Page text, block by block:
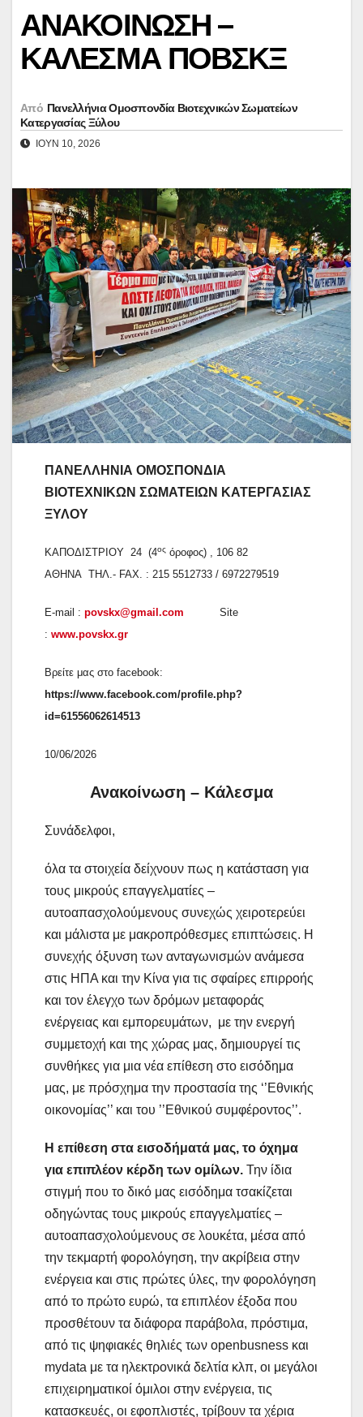
ΑΝΑΚΟΙΝΩΣΗ –
ΚΑΛΕΣΜΑ ΠΟΒΣΚΞ
Από Πανελλήνια Ομοσπονδία Βιοτεχνικών Σωματείων
Κατεργασίας Ξύλου
ΙΟΎΝ 10, 2026
ΠΑΝΕΛΛΗΝΙΑ ΟΜΟΣΠΟΝΔΙΑ
ΒΙΟΤΕΧΝΙΚΩΝ ΣΩΜΑΤΕΙΩΝ ΚΑΤΕΡΓΑΣΙΑΣ
ΞΥΛΟΥ
ΚΑΠΟΔΙΣΤΡΙΟΥ 24 (4ος όροφος) , 106 82
ΑΘΗΝΑ ΤΗΛ.- FAX. : 215 5512733 / 6972279519
E-mail : povskx@gmail.com
Site
: www.povskx.gr
Βρείτε μας στο facebook:
https://www.facebook.com/profile.php?
id=61556062614513
10/06/2026
Ανακοίνωση – Κάλεσμα
Συνάδελφοι,
όλα τα στοιχεία δείχνουν πως η κατάσταση για
τους μικρούς επαγγελματίες –
αυτοαπασχολούμενους συνεχώς χειροτερεύει
και μάλιστα με μακροπρόθεσμες επιπτώσεις. Η
συνεχής όξυνση των ανταγωνισμών ανάμεσα
στις ΗΠΑ και την Κίνα για τις σφαίρες επιρροής
και τον έλεγχο των δρόμων μεταφοράς
ενέργειας και εμπορευμάτων, με την ενεργή
συμμετοχή και της χώρας μας, δημιουργεί τις
συνθήκες για μια νέα επίθεση στο εισόδημα
μας, με πρόσχημα την προστασία της ‘’Εθνικής
οικονομίας’’ και του ’’Εθνικού συμφέροντος’’.
Η επίθεση στα εισοδήματά μας, το όχημα
για επιπλέον κέρδη των ομίλων. Την ίδια
στιγμή που το δικό μας εισόδημα τσακίζεται
οδηγώντας τους μικρούς επαγγελματίες –
αυτοαπασχολούμενους σε λουκέτα, μέσα από
την τεκμαρτή φορολόγηση, την ακρίβεια στην
ενέργεια και στις πρώτες ύλες, την φορολόγηση
από το πρώτο ευρώ, τα επιπλέον έξοδα που
προσθέτουν τα διάφορα παράβολα, πρόστιμα,
από τις ψηφιακές θηλιές των openbusness και
mydata με τα ηλεκτρονικά δελτία κλπ, οι μεγάλοι
επιχειρηματικοί όμιλοι στην ενέργεια, τις
κατασκευές, οι εφοπλιστές, τρίβουν τα χέρια